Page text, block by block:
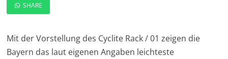
SHARE
Mit der Vorstellung des Cyclite Rack / 01 zeigen die
Bayern das laut eigenen Angaben leichteste